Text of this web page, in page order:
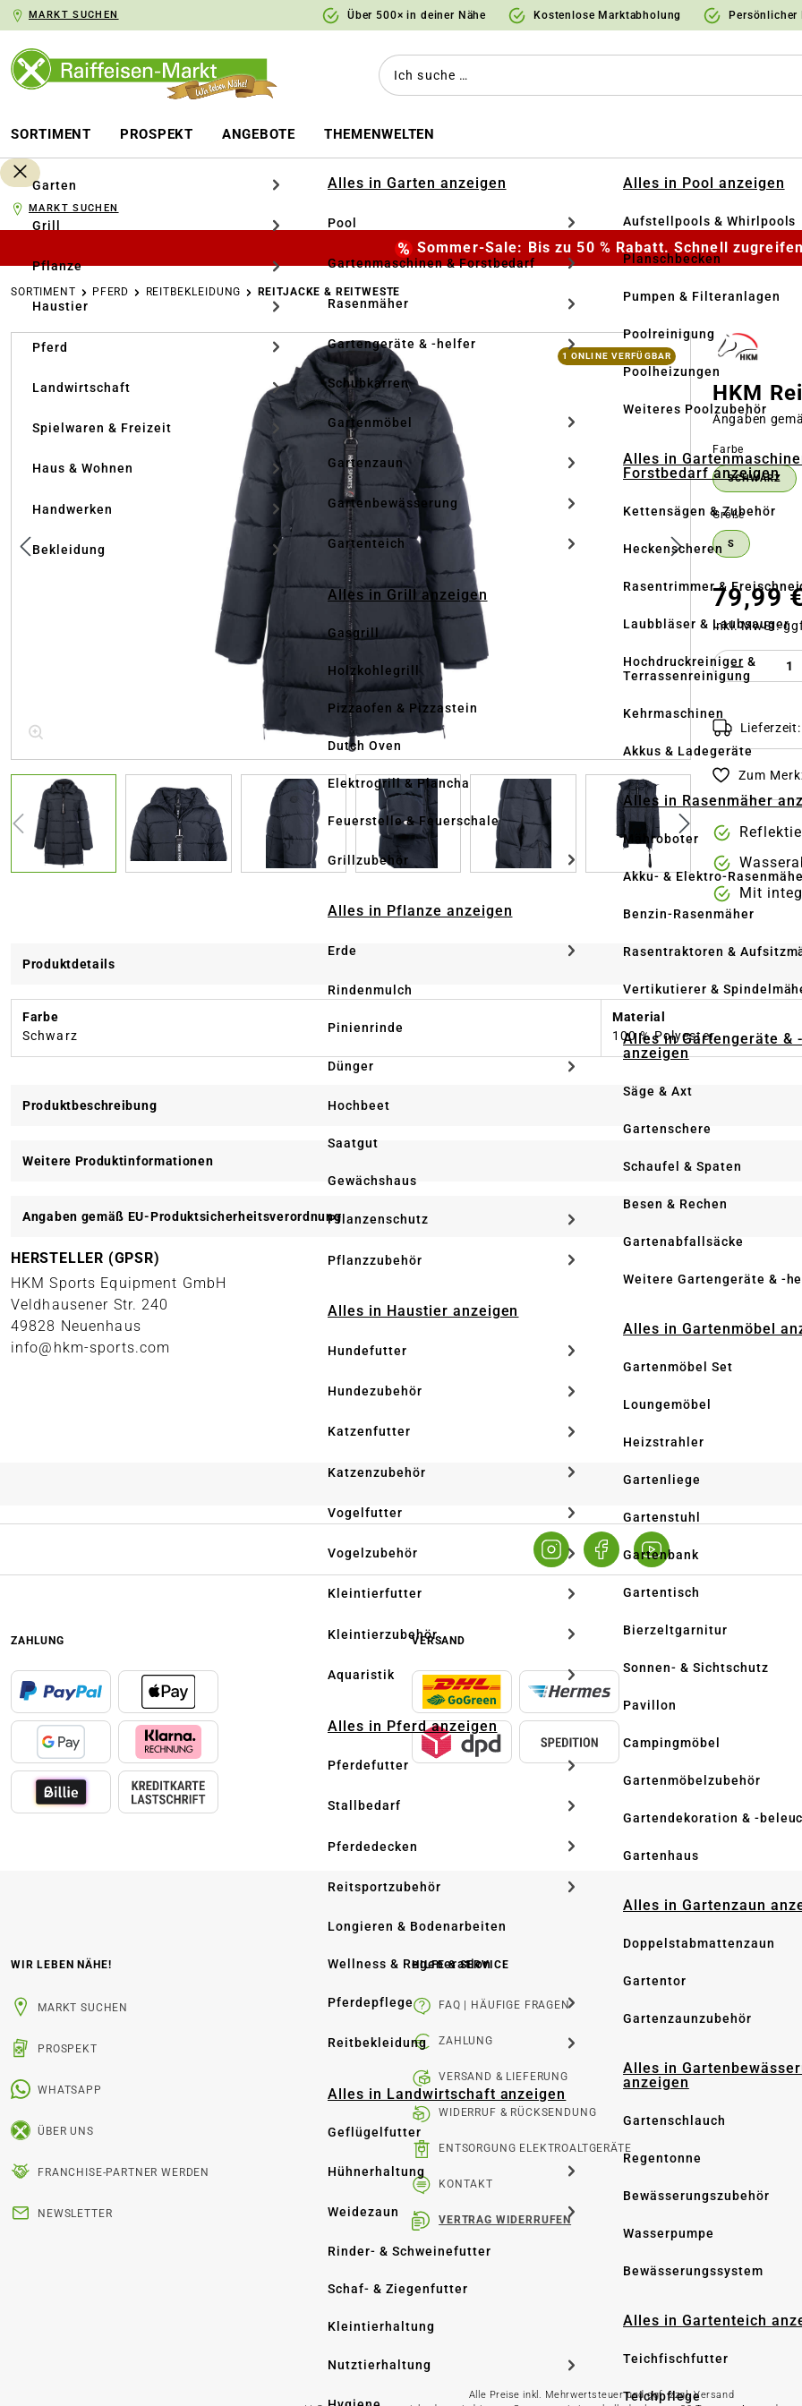
Zur Hauptnavigation springen
MARKT SUCHEN Über 500× in deiner Nähe Kostenlose Marktabholung Persönlicher
SORTIMENT PROSPEKT ANGEBOTE THEMENWELTEN
Garten
Grill
Pflanze
Haustier
Pferd
Landwirtschaft
Spielwaren & Freizeit
Haus & Wohnen
Handwerken
Bekleidung
Alles in Garten anzeigen
Pool
Gartenmaschinen & Forstbedarf
Rasenmäher
Gartengeräte & -helfer
Schubkarren
Gartenmöbel
Gartenzaun
Gartenbewässerung
Gartenteich
Alles in Grill anzeigen
Gasgrill
Holzkohlegrill
Pizzaofen & Pizzastein
Dutch Oven
Elektrogrill & Plancha
Feuerstelle & Feuerschale
Grillzubehör
Alles in Pflanze anzeigen
Erde
Rindenmulch
Pinienrinde
Dünger
Hochbeet
Saatgut
Gewächshaus
Pflanzenschutz
Pflanzzubehör
Alles in Haustier anzeigen
Hundefutter
Hundezubehör
Katzenfutter
Katzenzubehör
Vogelfutter
Vogelzubehör
Kleintierfutter
Kleintierzubehör
Aquaristik
Alles in Pferd anzeigen
Pferdefutter
Stallbedarf
Pferdedecken
Reitsportzubehör
Longieren & Bodenarbeiten
Wellness & Regeneration
Pferdepflege
Reitbekleidung
Alles in Landwirtschaft anzeigen
Geflügelfutter
Hühnerhaltung
Weidezaun
Rinder- & Schweinefutter
Schaf- & Ziegenfutter
Kleintierhaltung
Nutztierhaltung
Alles in Pool anzeigen
Aufstellpools & Whirlpools
Planschbecken
Pumpen & Filteranlagen
Poolreinigung
Poolheizungen
Weiteres Poolzubehör
Alles in
Forstbedarf anzeigen
Kettensägen & Zubehör
Heckenscheren
Rasentrimmer &
Laubbläser & Laubsauger
Hochdruckreiniger &
Terrassenreinigung
Kehrmaschinen
Akkus & Ladegeräte
Alles in Rasenmäher
Mähroboter
Akku- & Elektro-
Benzin-Rasenmäher
Rasentraktoren &
Vertikutierer &
Alles in Gartengeräte &
anzeigen
Säge & Axt
Gartenschere
Schaufel & Spaten
Besen & Rechen
Gartenabfallsäcke
Weitere Gartengeräte & -
Alles in Gartenmöbel
Gartenmöbel Set
Loungemöbel
Heizstrahler
Gartenliege
Gartenstuhl
Gartenbank
Gartentisch
Bierzeltgarnitur
Sonnen- & Sichtschutz
Pavillon
Campingmöbel
Gartenmöbelzubehör
Gartendekoration & -
Gartenhaus
Alles in Gartenzaun
Doppelstabmattenzaun
Gartentor
Gartenzaunzubehör
Alles in
anzeigen
Gartenschlauch
Regentonne
Bewässerungszubehör
Wasserpumpe
Bewässerungssystem
Alles in Gartenteich
Teichfischfutter
Teichpflege
MARKT SUCHEN
Sommer-Sale: Bis zu 50 % Rabatt. Schnell
SORTIMENT PFERD REITBEKLEIDUNG REITJACKE & REITWESTE
Bildergalerie überspringen
1 ONLINE VERFÜGBAR
HKM
Angaben
Farbe
SCHWARZ
Größeauswählen
S
79,99
inkl. MwSt.
Produkt
Zum
Mit
Produktdetails
Farbe
Schwarz
Material
100 % Polyester
Produktbeschreibung
Weitere Produktinformationen
Angaben gemäß EU-Produktsicherheitsverordnung
HERSTELLER (GPSR)
HKM Sports Equipment GmbH
Veldhausener Str. 240
49828 Neuenhaus
info@hkm-sports.com
ZAHLUNG VERSAND
WIR LEBEN NÄHE!
MARKT SUCHEN
PROSPEKT
WHATSAPP
ÜBER UNS
FRANCHISE-PARTNER WERDEN
NEWSLETTER
HILFE & SERVICE
FAQ | HÄUFIGE FRAGEN
ZAHLUNG
VERSAND & LIEFERUNG
WIDERRUF & RÜCKSENDUNG
ENTSORGUNG ELEKTROALTGERÄTE
KONTAKT
VERTRAG WIDERRUFEN
Alle Preise inkl. Mehrwertsteuer und ggf. zzgl. Versand